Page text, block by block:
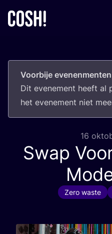
Voorbije evenenmenten
Dit eve­ne­ment heeft al
het eve­ne­ment niet
16
Swap
Zero waste